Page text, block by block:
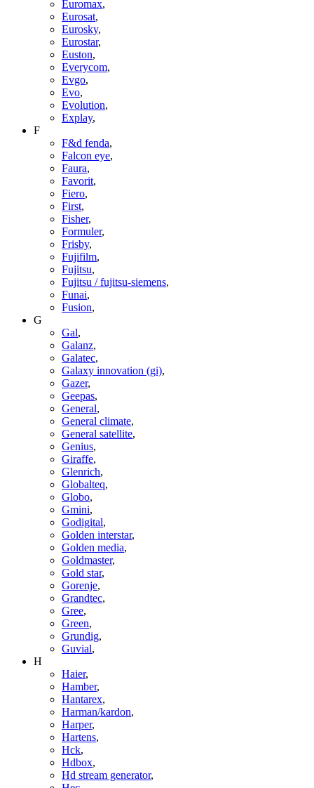
Euromax,
Eurosat,
Eurosky,
Eurostar,
Euston,
Everycom,
Evgo,
Evo,
Evolution,
Explay,
F
F&d fenda,
Falcon eye,
Faura,
Favorit,
Fiero,
First,
Fisher,
Formuler,
Frisby,
Fujifilm,
Fujitsu,
Fujitsu / fujitsu-siemens,
Funai,
Fusion,
G
Gal,
Galanz,
Galatec,
Galaxy innovation (gi),
Gazer,
Geepas,
General,
General climate,
General satellite,
Genius,
Giraffe,
Glenrich,
Globalteq,
Globo,
Gmini,
Godigital,
Golden interstar,
Golden media,
Goldmaster,
Gold star,
Gorenje,
Grandtec,
Gree,
Green,
Grundig,
Guvial,
H
Haier,
Hamber,
Hantarex,
Harman/kardon,
Harper,
Hartens,
Hck,
Hdbox,
Hd stream generator,